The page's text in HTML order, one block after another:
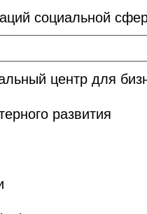
социальной
центр для
развития